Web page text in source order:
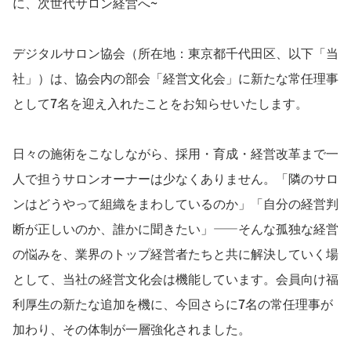
デジタルサロン協会（所在地：東京都千代田区、以下「当
社」）は、協会内の部会「経営文化会」に新たな常任理事
として7名を迎え入れたことをお知らせいたします。
日々の施術をこなしながら、採用・育成・経営改革まで一
人で担うサロンオーナーは少なくありません。「隣のサロ
ンはどうやって組織をまわしているのか」「自分の経営判
断が正しいのか、誰かに聞きたい」——そんな孤独な経営
の悩みを、業界のトップ経営者たちと共に解決していく場
として、当社の経営文化会は機能しています。会員向け福
利厚生の新たな追加を機に、今回さらに7名の常任理事が
加わり、その体制が一層強化されました。